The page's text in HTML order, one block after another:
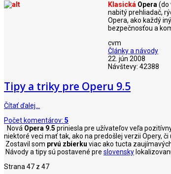
Klasická Opera(do
nabitý prehliadač,
Opera, ako každý
bezpečnosťou a
cvm
Články a návody
22. jún 2008
Návštevy: 42388
Tipy a triky pre Operu 9.5
Čítať ďalej…
Počet komentárov: 5
Nová Opera 9.5 priniesla pre užívateľov veľa
niektoré veci mať tak, ako na predošlej verzii Opery, či
Zostavil som prvú zbierku viac ako tucta
Návody a tipy sú postavené pre slovensky
Strana 47 z 47